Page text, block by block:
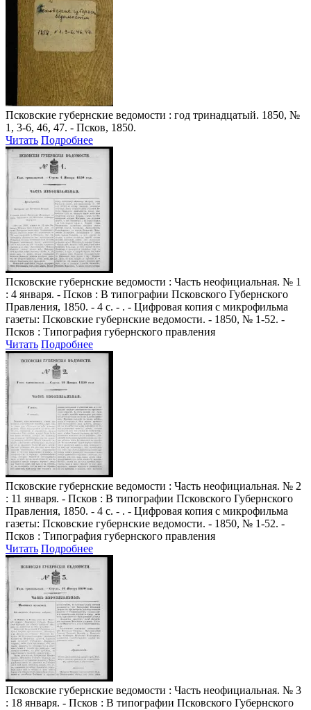
Псковские губернские ведомости : год тринадцатый. 1850, №
1, 3-6, 46, 47. - Псков, 1850.
Читать Подробнее
Псковские губернские ведомости : Часть неофициальная. № 1
: 4 января. - Псков : В типографии Псковского Губернского
Правления, 1850. - 4 с. - . - Цифровая копия с микрофильма
газеты: Псковские губернские ведомости. - 1850, № 1-52. -
Псков : Типография губернского правления
Читать Подробнее
Псковские губернские ведомости : Часть неофициальная. № 2
: 11 января. - Псков : В типографии Псковского Губернского
Правления, 1850. - 4 с. - . - Цифровая копия с микрофильма
газеты: Псковские губернские ведомости. - 1850, № 1-52. -
Псков : Типография губернского правления
Читать Подробнее
Псковские губернские ведомости : Часть неофициальная. № 3
: 18 января. - Псков : В типографии Псковского Губернского